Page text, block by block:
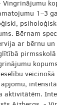
1–3
Bērnam
ar bērnu un
aktivitātēm.